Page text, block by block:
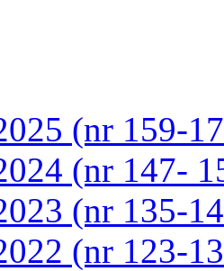
(nr 159-
(nr 147-
(nr 135-
(nr 123-